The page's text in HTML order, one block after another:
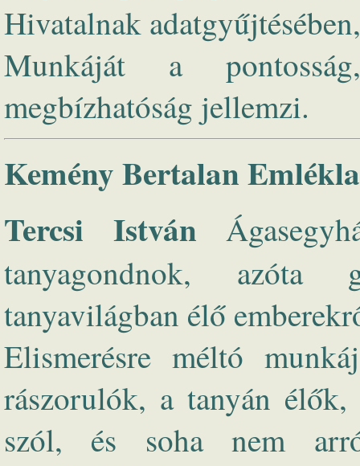
Hivatalnak
Munkáját a
megbízhatóság jellemzi.
Kemény Bertalan
Tercsi István
tanyagondnok, azóta
tanyavilágban élő
Elismerésre méltó
rászorulók, a tanyán élők,
szól, és soha nem